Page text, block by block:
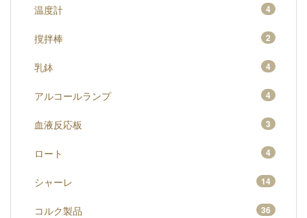
温度計 4
撹拌棒 2
乳鉢 4
アルコールランプ 4
血液反応板 3
ロート 4
シャーレ 14
コルク製品 36